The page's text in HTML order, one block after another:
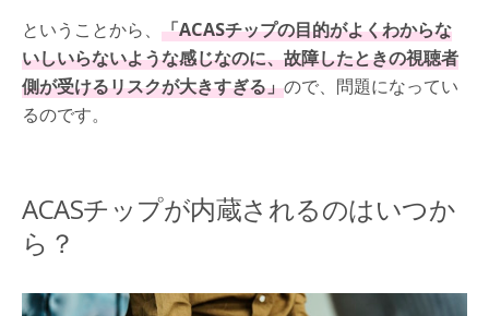
ということから、 「ACASチップの目的がよくわからな
いしいらないような感じなのに、故障したときの視聴者
側が受けるリスクが大きすぎる」ので、問題になってい
るのです。
ACASチップが内蔵されるのはいつか
ら？